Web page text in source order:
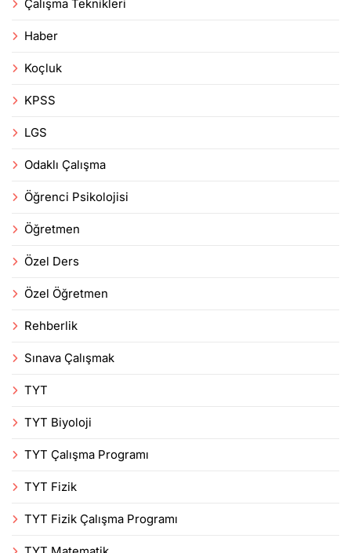
Çalışma Teknikleri
Haber
Koçluk
KPSS
LGS
Odaklı Çalışma
Öğrenci Psikolojisi
Öğretmen
Özel Ders
Özel Öğretmen
Rehberlik
Sınava Çalışmak
TYT
TYT Biyoloji
TYT Çalışma Programı
TYT Fizik
TYT Fizik Çalışma Programı